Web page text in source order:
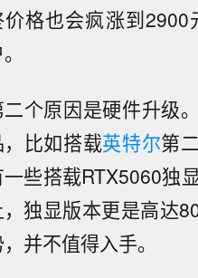
价格也会疯涨到
二个原因是硬件升级
，比如搭载英特尔第
一些搭载RTX5060独
，独显版本更是高达
并不值得入手。